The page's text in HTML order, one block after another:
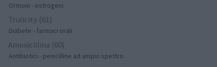
Ormoni - estrogeni
Trulicity (61)
Diabete - farmaci orali
Amoxicillina (60)
Antibiotici - penicilline ad ampio spettro